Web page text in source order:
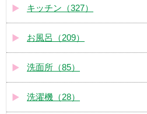
キッチン（327）
お風呂（209）
洗面所（85）
洗濯機（28）